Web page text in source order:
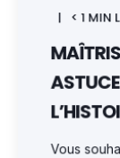
< 1 MIN
Vous